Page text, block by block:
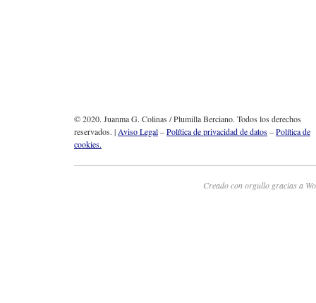
© 2020. Juanma G. Colinas / Plumilla Berciano. Todos los derechos
reservados. |Aviso Legal–Política de privacidad de datos–Política de
cookies.
Creado con orgullo gracias a